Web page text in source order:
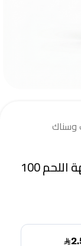
وسناك
تاي بيت مكافآت عصار للقطط بنكهة اللحم 100